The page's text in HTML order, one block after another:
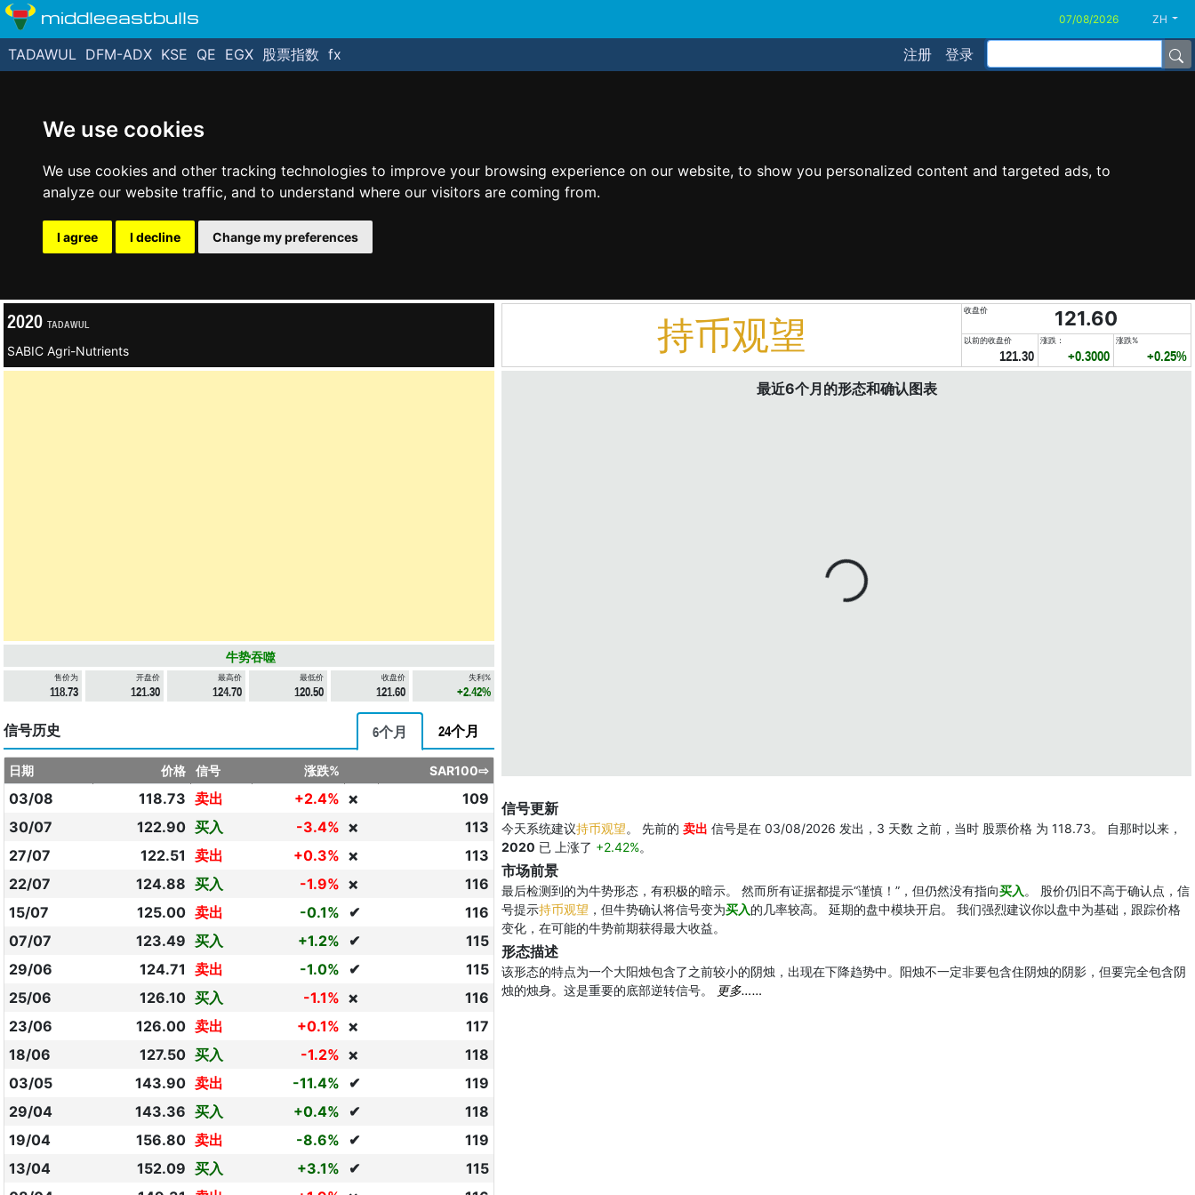
We use cookies
We use cookies and other tracking technologies to improve your browsing experience on our website, to show you personalized content and targeted ads, to
analyze our website traffic, and to understand where our visitors are coming from.
I agree I decline Change my preferences
middleeastbulls ZH
注册 登录
TADAWUL DFM-ADX KSE QE EGX 股票指数 fx
2020 TADAWUL
SABIC Agri-Nutrients 持币观望
收盘价 121.60
以前的收盘价
121.30
涨跌：
+0.3000
涨跌%
+0.25%
牛势吞噬
售价为
118.73
开盘价
121.30
最高价
124.70
最低价
120.50
收盘价
121.60
失利%
+2.42%
信号历史 6个月 24个月
日期 价格 信号 涨跌% SAR100⇨
03/08 118.73 卖出 +2.4% ❌
109
30/07
122.90 买入 -3.4% ❌
113
27/07
122.51 卖出 +0.3% ❌
113
22/07
124.88 买入 -1.9% ❌
116
15/07
125.00 卖出 -0.1% ✔
116
07/07
123.49 买入 +1.2% ✔
115
29/06
124.71 卖出 -1.0% ✔
115
25/06
126.10 买入 -1.1% ❌
116
23/06
126.00 卖出 +0.1% ❌
117
18/06
127.50 买入 -1.2% ❌
118
03/05
143.90 卖出 -11.4% ✔
119
29/04
143.36 买入 +0.4% ✔
118
19/04
156.80 卖出 -8.6% ✔
119
13/04
152.09 买入 +3.1% ✔
115
最近6个月的形态和确认图表
信号更新
今天系统建议持币观望。 先前的 卖出 信号是在 03/08/2026 发出，3 天数 之前，当时 股票价格 为 118.73。 自那时以来，
2020 已 上涨了 +2.42%。
市场前景
最后检测到的为牛势形态，有积极的暗示。 然而所有证据都提示“谨慎！”，但仍然没有指向买入 。 股价仍旧不高于确认点，信
号提示持币观望 ，但牛势确认将信号变为买入的几率较高。 延期的盘中模块开启。 我们强烈建议你以盘中为基础，跟踪价格
变化，在可能的牛势前期获得最大收益。
形态描述
该形态的特点为一个大阳烛包含了之前较小的阴烛，出现在下降趋势中。阳烛不一定非要包含住阴烛的阴影，但要完全包含阴
烛的烛身。这是重要的底部逆转信号。
更多……